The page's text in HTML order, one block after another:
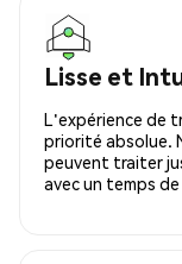
Lisse et
L'expérience de
priorité absolue.
peuvent traiter
avec un temps